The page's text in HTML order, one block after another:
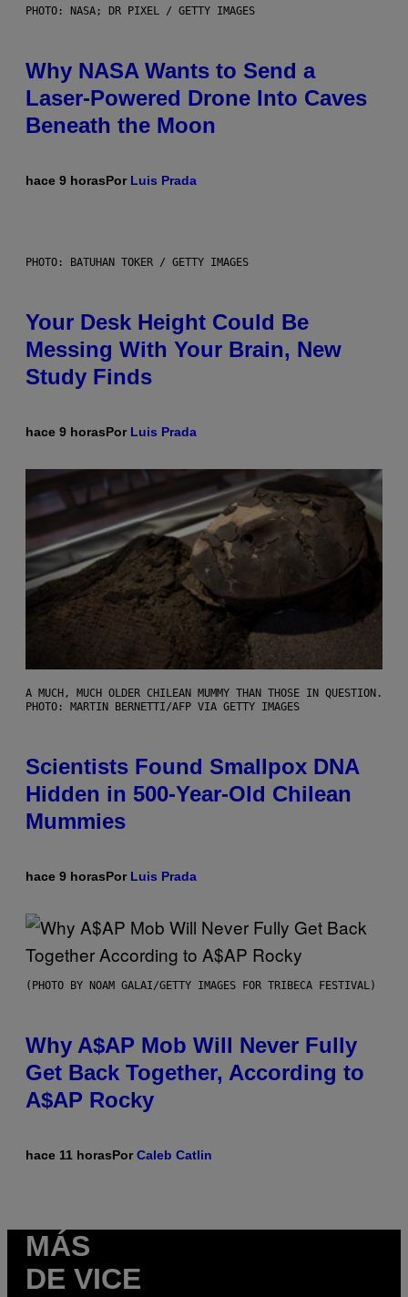
PHOTO: NASA; DR PIXEL / GETTY IMAGES
Why NASA Wants to Send a
Laser-Powered Drone Into Caves
Beneath the Moon
hace 9 horasPor Luis Prada
PHOTO: BATUHAN TOKER / GETTY IMAGES
Your Desk Height Could Be
Messing With Your Brain, New
Study Finds
hace 9 horasPor Luis Prada
A MUCH, MUCH OLDER CHILEAN MUMMY THAN THOSE IN QUESTION.
PHOTO: MARTIN BERNETTI/AFP VIA GETTY IMAGES
Scientists Found Smallpox DNA
Hidden in 500-Year-Old Chilean
Mummies
hace 9 horasPor Luis Prada
(PHOTO BY NOAM GALAI/GETTY IMAGES FOR TRIBECA FESTIVAL)
Why A$AP Mob Will Never Fully
Get Back Together, According to
A$AP Rocky
hace 11 horasPorCaleb Catlin
MÁS
DE VICE